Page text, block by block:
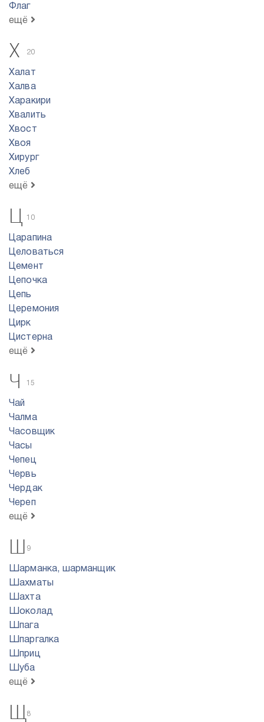
Флаг
ещё
Х 20
Халат
Халва
Харакири
Хвалить
Хвост
Хвоя
Хирург
Хлеб
ещё
Ц 10
Царапина
Целоваться
Цемент
Цепочка
Цепь
Церемония
Цирк
Цистерна
ещё
Ч 15
Чай
Чалма
Часовщик
Часы
Чепец
Червь
Чердак
Череп
ещё
Ш 9
Шарманка, шарманщик
Шахматы
Шахта
Шоколад
Шпага
Шпаргалка
Шприц
Шуба
ещё
Щ8